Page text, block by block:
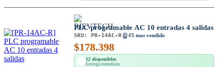
PLC programable AC 10 entradas 4 salidas
SKU: PR-14AC-R #5 mas vendido
$178.398
12 disponibles
Entrega inmediata